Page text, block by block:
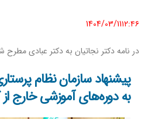
1404/03/11١٢:٤٦
در نامه دکتر نجاتیان به دکتر عبادی مطرح
پیشنهاد سازمان نظام
به دوره‌های آموزشی خارج